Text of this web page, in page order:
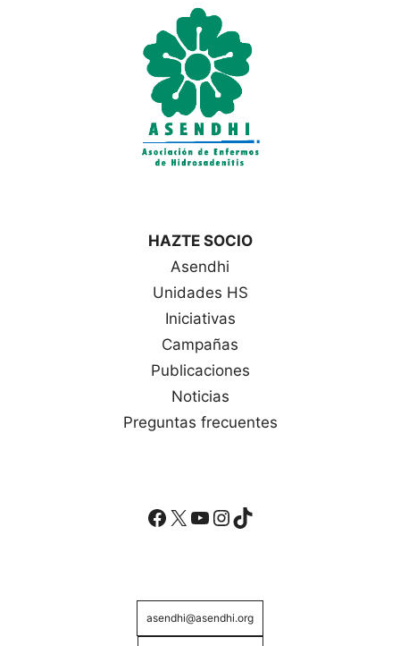
HAZTE SOCIO
Asendhi
Unidades HS
Iniciativas
Campañas
Publicaciones
Noticias
Preguntas frecuentes
Facebook
X YouTube
Instagram
TikTok
asendhi@asendhi.org